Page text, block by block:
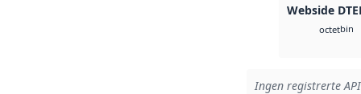
Webside
octetbin
Ingen registrerte